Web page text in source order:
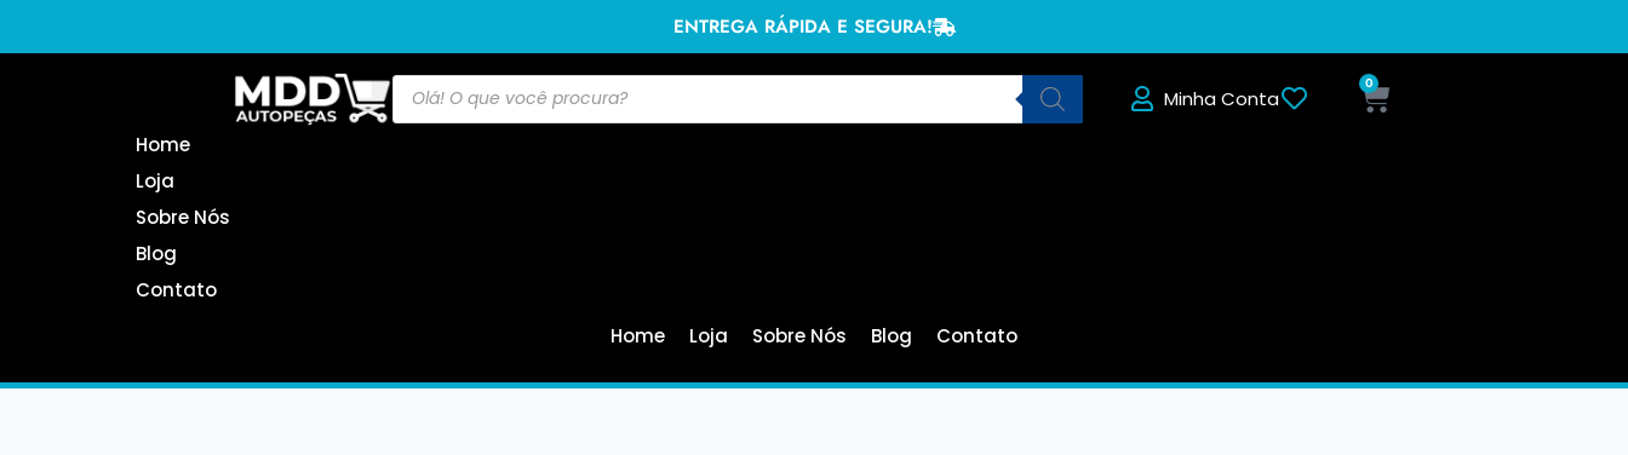
ENTREGA RÁPIDA E SEGURA!
Minha Conta
0
Home
Loja
Sobre Nós
Blog
Contato
Home
Loja Sobre Nós Blog Contato